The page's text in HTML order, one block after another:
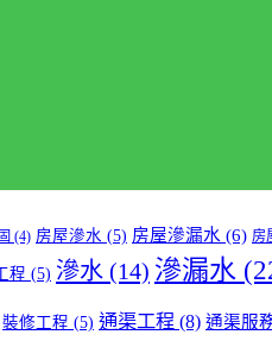
(4) 房屋滲水 (5) 房屋滲漏水 (6) 房
程 (5) 滲水 (14) 滲漏水
裝修工程 (5) 通渠工程 (8) 通渠服